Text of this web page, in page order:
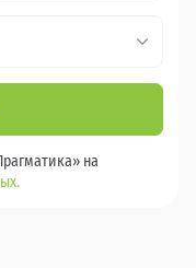
на